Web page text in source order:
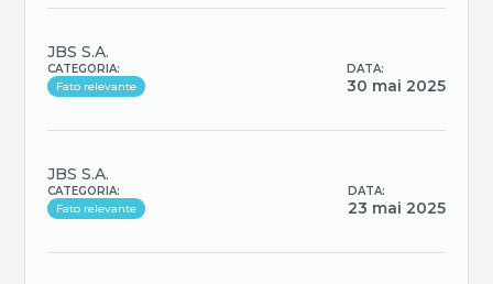
JBS S.A.
CATEGORIA:
Fato relevante
DATA:
30 mai 2025
JBS S.A.
CATEGORIA:
Fato relevante
DATA:
23 mai 2025